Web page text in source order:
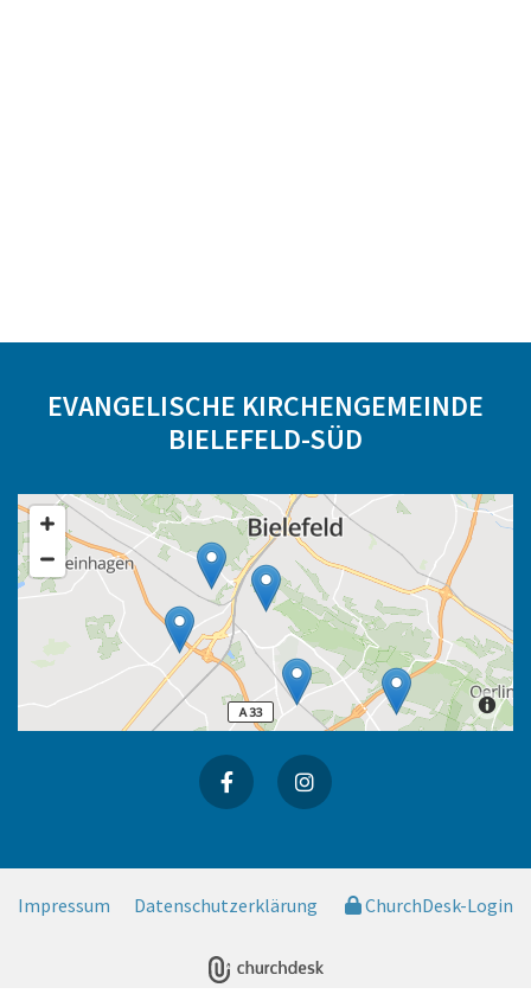
EVANGELISCHE KIRCHENGEMEINDE
BIELEFELD-SÜD
Impressum Datenschutzerklärung ChurchDesk-Login